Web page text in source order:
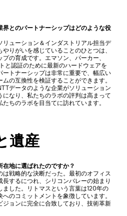
界とのパートナーシップはどのような役
ューション＆インダストリアル担当デ
りがいを感じていることのひとつは、
の育成です。エマソン、パーカー、
と認証のために最新のハードウェアを
トナーシップは非常に重要で、幅広い
の互換性を検証することができます。
データのような企業がソリューション
なり、私たちのラボの評判は高まって
ちのラボを目当てに訪れています。
遺産
地に選ばれたのですか？
戦略的な決断だった。最初のオフィス
するにつれ、シリコンバレーの始まり
した。リトマスという言葉は120年の
のコミットメントを象徴しています。
ョンに完全に合致しており、技術革新